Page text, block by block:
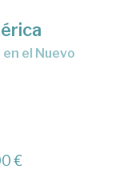
€